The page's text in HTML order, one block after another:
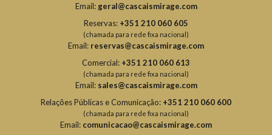
Email: geral@cascaismirage.com
Reservas: +351 210 060 605
(chamada para rede fixa nacional)
Email: reservas@cascaismirage.com
Comercial: +351 210 060 613
(chamada para rede fixa nacional)
Email: sales@cascaismirage.com
Relações Públicas e Comunicação: +351 210 060 600
(chamada para rede fixa nacional)
Email: comunicacao@cascaismirage.com